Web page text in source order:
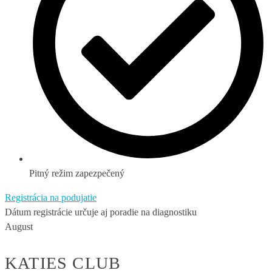
Pitný režim zapezpečený
Registrácia na podujatie
Dátum registrácie určuje aj poradie na diagnostiku
August
KATIES CLUB